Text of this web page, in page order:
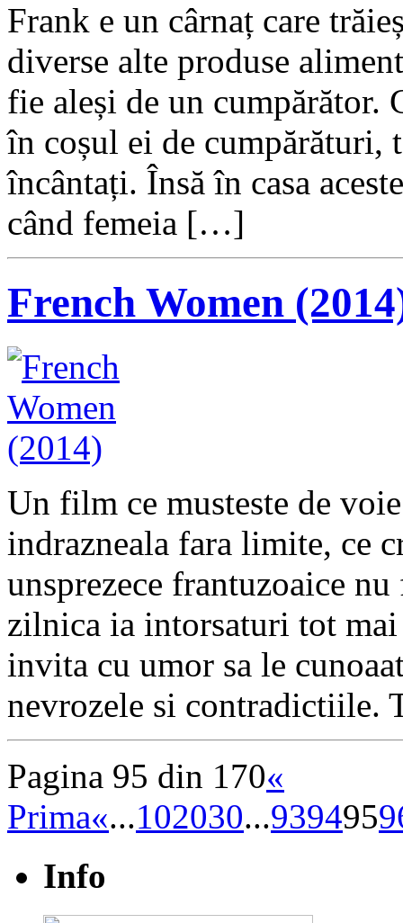
Frank e un cârnaț care
diverse alte produse
fie aleși de un cumpărător.
în coșul ei de cumpărături,
încântați. Însă în casa
când femeia […]
French Women
Un film ce musteste de
indrazneala fara limite, ce
unsprezece frantuzoaice
zilnica ia intorsaturi tot mai
invita cu umor sa le
nevrozele si contradictiile.
Pagina 95 din 170«
Prima«...102030...939495
Info